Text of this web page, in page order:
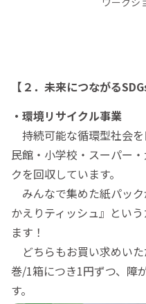
【２．未来につながる
・環境リサイクル事業
持続可能な循環型社会
民館・小学校・スーパー
クを回収しています。
みんなで集めた紙パッ
かえりティッシュ』とい
ます！
どちらもお買い求めい
巻/1箱につき1円ずつ、障
す。